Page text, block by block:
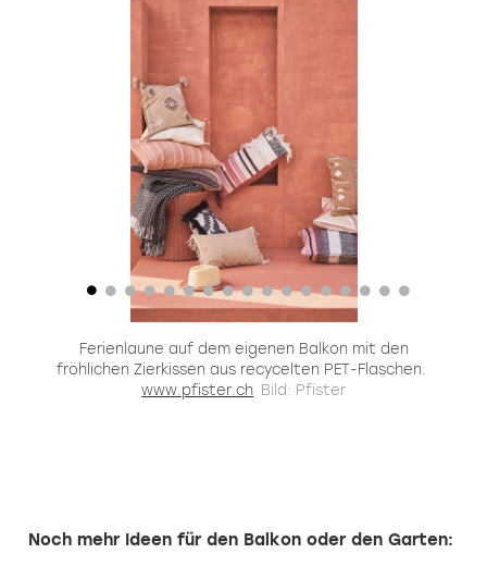
Ferienlaune auf dem eigenen Balkon mit den
fröhlichen Zierkissen aus recycelten PET-Flaschen.
www.pfister.ch Bild: Pfister
Noch mehr Ideen für den Balkon oder den Garten: